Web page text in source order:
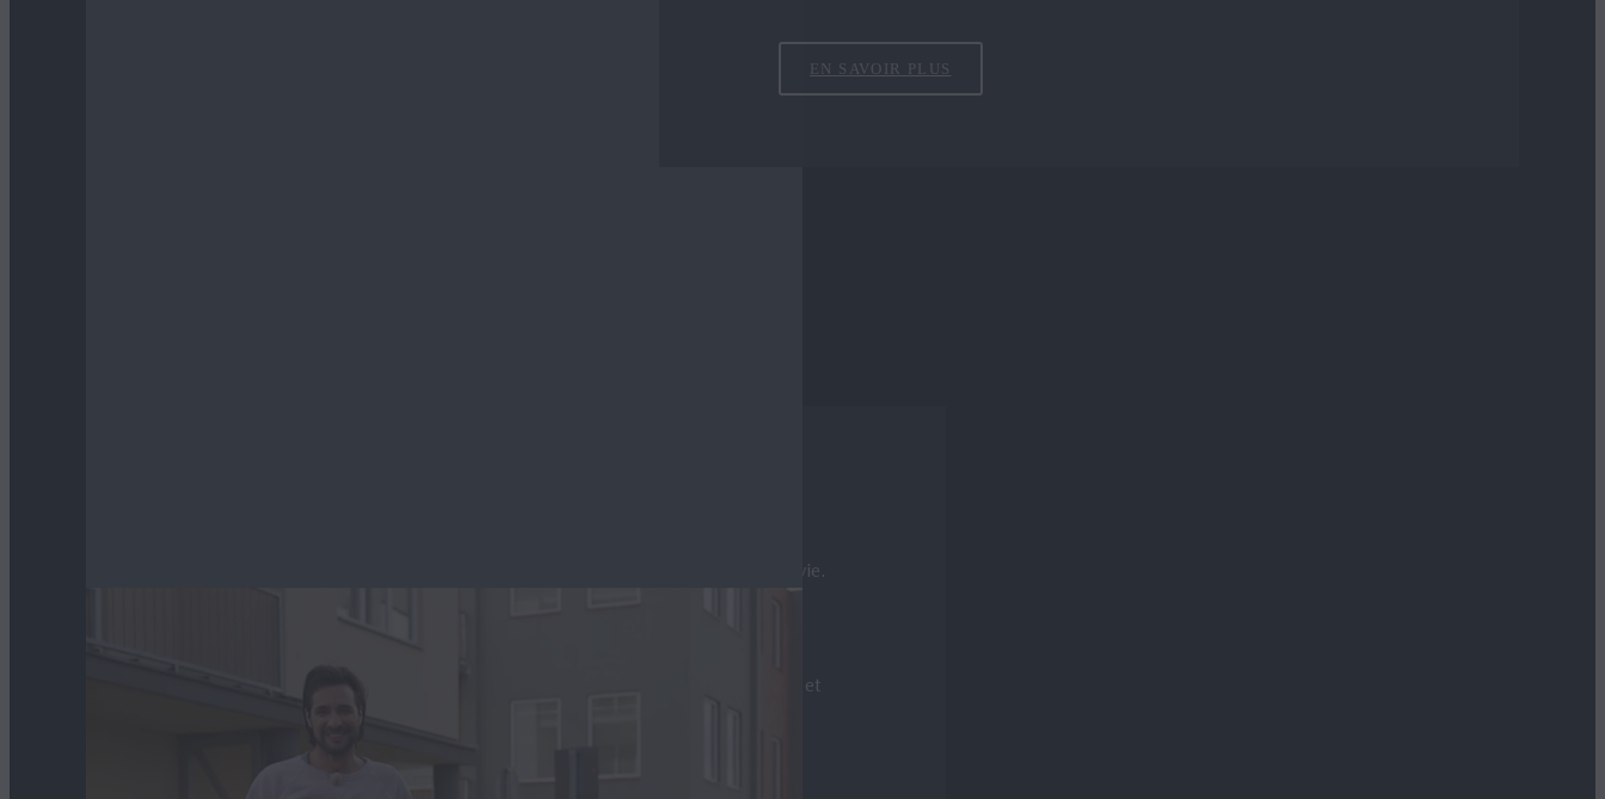
EN SAVOIR PLUS
Mazda s’efforce de concevoir des voitures qui s’adaptent à votre style de vie.
présentation virtuelle des modèles Mazda2 Hybrid, Mazda CX-60 PHEV et